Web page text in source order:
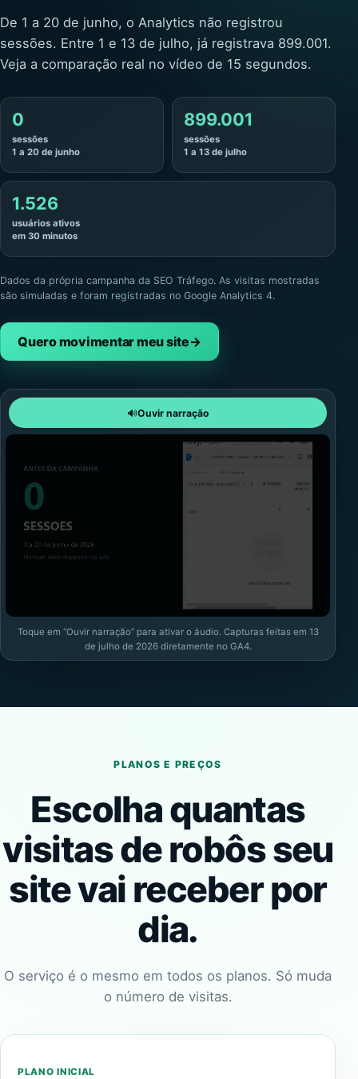
De 1 a 20 de junho, o Analytics não registrou
sessões. Entre 1 e 13 de julho, já registrava 899.001.
Veja a comparação real no vídeo de 15 segundos.
0
sessões
1 a 20 de junho
899.001
sessões
1 a 13 de julho
1.526
usuários ativos
em 30 minutos
Dados da própria campanha da SEO Tráfego. As visitas mostradas
são simuladas e foram registradas no Google Analytics 4.
Quero movimentar meu site→
🔊Ouvir narração
Toque em “Ouvir narração” para ativar o áudio. Capturas feitas em 13
de julho de 2026 diretamente no GA4.
PLANOS E PREÇOS
Escolha quantas
visitas de robôs seu
site vai receber por
dia.
O serviço é o mesmo em todos os planos. Só muda
o número de visitas.
PLANO INICIAL